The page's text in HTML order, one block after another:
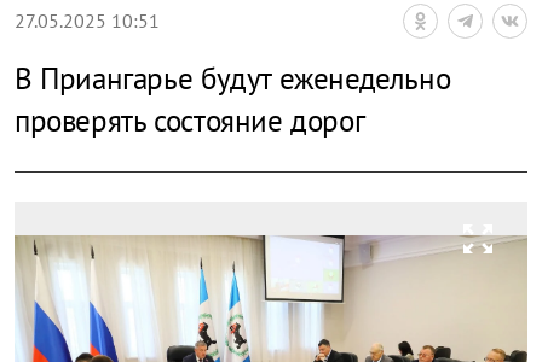
27.05.2025 10:51
В Приангарье будут еженедельно
проверять состояние дорог
zoom_out_map